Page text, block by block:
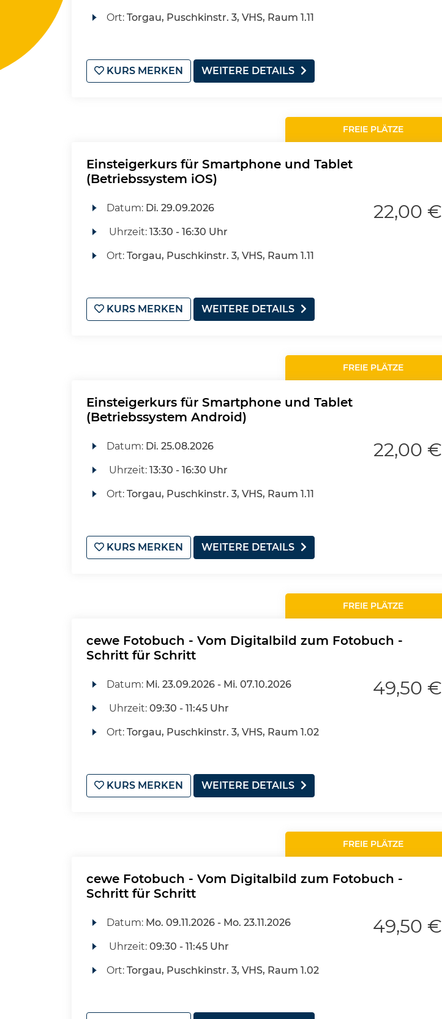
Ort: Torgau, Puschkinstr. 3, VHS, Raum 1.11
KURS MERKEN WEITERE DETAILS
FREIE PLÄTZE
Einsteigerkurs für Smartphone und Tablet
(Betriebssystem iOS)
Datum: Di. 29.09.2026
Uhrzeit: 13:30 - 16:30 Uhr
Ort: Torgau, Puschkinstr. 3, VHS, Raum 1.11
22,00 €
KURS MERKEN WEITERE DETAILS
FREIE PLÄTZE
Einsteigerkurs für Smartphone und Tablet
(Betriebssystem Android)
Datum: Di. 25.08.2026
Uhrzeit: 13:30 - 16:30 Uhr
Ort: Torgau, Puschkinstr. 3, VHS, Raum 1.11
22,00 €
KURS MERKEN WEITERE DETAILS
FREIE PLÄTZE
cewe Fotobuch - Vom Digitalbild zum Fotobuch -
Schritt für Schritt
Datum: Mi. 23.09.2026 - Mi. 07.10.2026
Uhrzeit: 09:30 - 11:45 Uhr
Ort: Torgau, Puschkinstr. 3, VHS, Raum 1.02
49,50 €
KURS MERKEN WEITERE DETAILS
FREIE PLÄTZE
cewe Fotobuch - Vom Digitalbild zum Fotobuch -
Schritt für Schritt
Datum: Mo. 09.11.2026 - Mo. 23.11.2026
Uhrzeit: 09:30 - 11:45 Uhr
Ort: Torgau, Puschkinstr. 3, VHS, Raum 1.02
49,50 €